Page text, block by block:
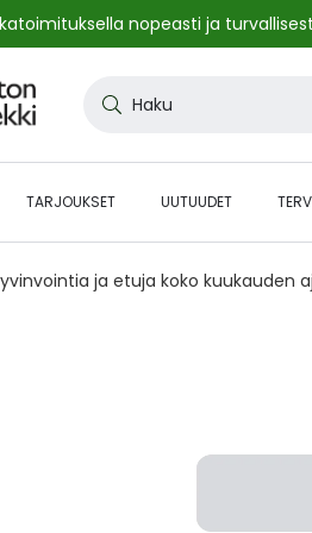
nopeasti ja
TARJOUKSET UUTUUDET
ja etuja koko